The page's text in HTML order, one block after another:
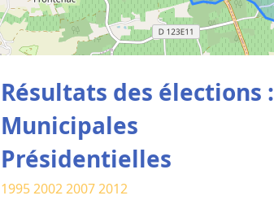
Résultats des élections :
Municipales
Présidentielles
1995200220072012